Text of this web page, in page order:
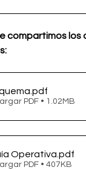
compartimos los
.pdf
PDF • 1.02MB
Operativa.pdf
PDF • 407KB